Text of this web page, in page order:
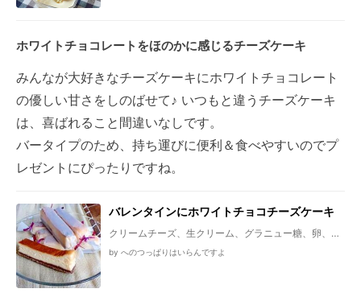
ホワイトチョコレートをほのかに感じるチーズケーキ
みんなが大好きなチーズケーキにホワイトチョコレート
の優しい甘さをしのばせて♪ いつもと違うチーズケーキ
は、喜ばれること間違いなしです。
バータイプのため、持ち運びに便利＆食べやすいのでプ
レゼントにぴったりですね。
バレンタインにホワイトチョコチーズケーキ
クリームチーズ、生クリーム、グラニュー糖、卵、ホ
＊、薄力粉、ココアパウダー、無塩バター、グラニュ
by へのつっぱりはいらんですよ